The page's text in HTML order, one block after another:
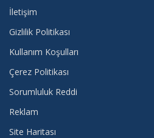
İletişim
Gizlilik Politikası
Kullanım Koşulları
Çerez Politikası
Sorumluluk Reddi
Reklam
Site Haritası